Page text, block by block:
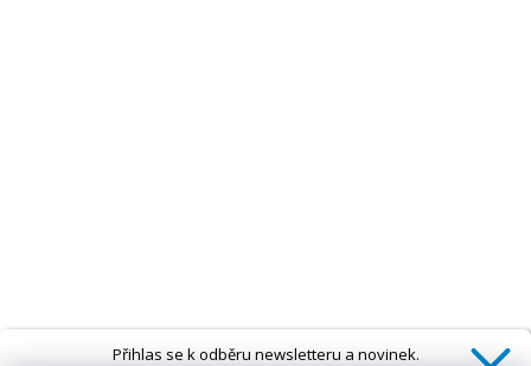
Přihlas se k odběru newsletteru a novinek.